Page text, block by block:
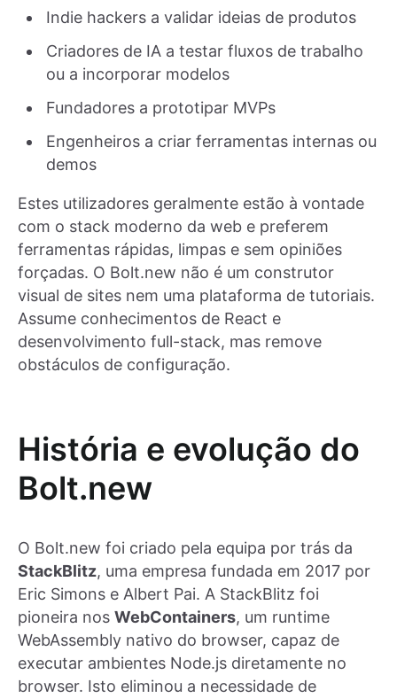
Indie hackers a validar ideias de produtos
Criadores de IA a testar fluxos de trabalho
ou a incorporar modelos
Fundadores a prototipar MVPs
Engenheiros a criar ferramentas internas ou
demos
Estes utilizadores geralmente estão à vontade
com o stack moderno da web e preferem
ferramentas rápidas, limpas e sem opiniões
forçadas. O Bolt.new não é um construtor
visual de sites nem uma plataforma de tutoriais.
Assume conhecimentos de React e
desenvolvimento full-stack, mas remove
obstáculos de configuração.
História e evolução do
Bolt.new
O Bolt.new foi criado pela equipa por trás da
StackBlitz, uma empresa fundada em 2017 por
Eric Simons e Albert Pai. A StackBlitz foi
pioneira nos WebContainers, um runtime
WebAssembly nativo do browser, capaz de
executar ambientes Node.js diretamente no
browser. Isto eliminou a necessidade de